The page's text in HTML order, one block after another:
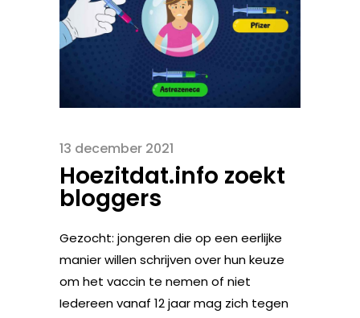
13 december 2021
Hoezitdat.info zoekt
bloggers
Gezocht: jongeren die op een eerlijke
manier willen schrijven over hun keuze
om het vaccin te nemen of niet
Iedereen vanaf 12 jaar mag zich tegen